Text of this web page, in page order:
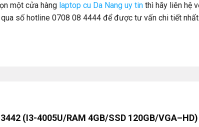
một cửa hàng laptop cu Da Nang uy tin thì hãy liên hệ
qua số hotline 0708 08 4444 để được tư vấn chi tiết nhất.
(I3-4005U/RAM 4GB/SSD 120GB/VGA–HD)